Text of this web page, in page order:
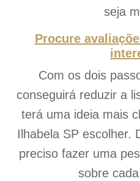
seja
Procure
Com os dois
conseguirá reduzir a
terá uma ideia mais
Ilhabela SP escolher.
preciso fazer uma
sobre